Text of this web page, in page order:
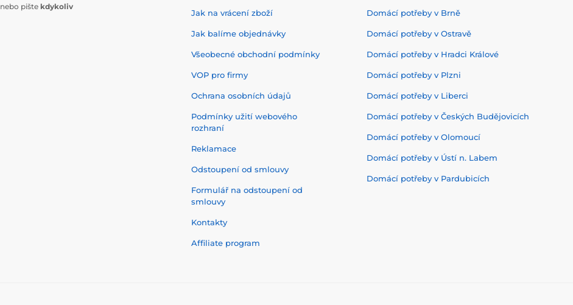
nebo pište kdykoliv
Jak na vrácení zboží
Jak balíme objednávky
Všeobecné obchodní podmínky
VOP pro firmy
Ochrana osobních údajů
Podmínky užití webového
rozhraní
Reklamace
Odstoupení od smlouvy
Formulář na odstoupení od
smlouvy
Kontakty
Affiliate program
Domácí potřeby v Brně
Domácí potřeby v Ostravě
Domácí potřeby v Hradci Králové
Domácí potřeby v Plzni
Domácí potřeby v Liberci
Domácí potřeby v Českých Budějovicích
Domácí potřeby v Olomoucí
Domácí potřeby v Ústí n. Labem
Domácí potřeby v Pardubicích